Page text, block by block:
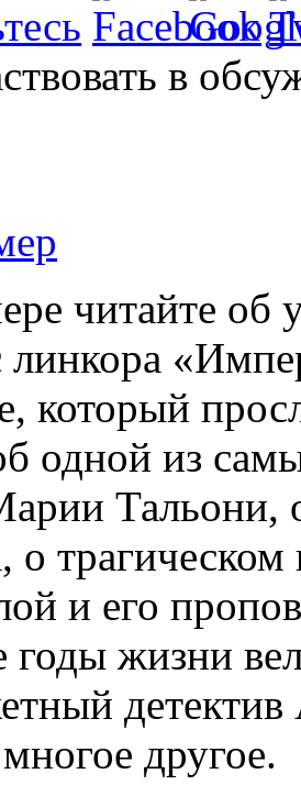
в
читайте об
линкора
который
одной из
трагическом
и его
годы жизни
детектив
другое.